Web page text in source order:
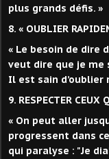
plus grands défis. »
8. « OUBLIER
« Le besoin de dire
veut dire que je me
Il est sain
9. RESPECTER CEUX
« On peut aller
progressent dans
qui paralyse : "Je